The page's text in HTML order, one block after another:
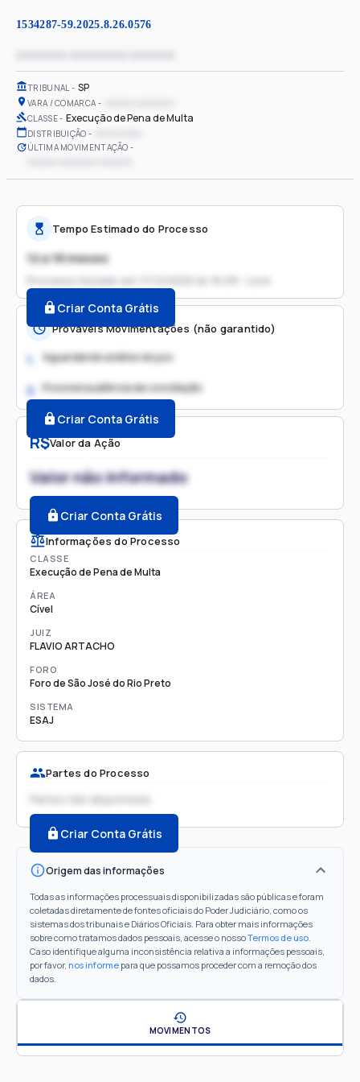
1534287-59.2025.8.26.0576
TRIBUNAL SP
VARA / COMARCA
CLASSE Execução de Pena de Multa
DISTRIBUIÇÃO
ÚLTIMA MOVIMENTAÇÃO
R$Valor da Ação
Valor não informado
Criar Conta Grátis
Informações do Processo
CLASSE
Execução de Pena de Multa
ÁREA
Cível
JUIZ
FLAVIO ARTACHO
FORO
Foro de São José do Rio Preto
SISTEMA
ESAJ
Partes do Processo
Partes não disponíveis
Criar Conta Grátis
Origem das informações
Todas as informações processuais disponibilizadas são públicas e foram
coletadas diretamente de fontes oficiais do Poder Judiciário, como os
sistemas dos tribunais e Diários Oficiais. Para obter mais informações
sobre como tratamos dados pessoais, acesse o nossoTermos de uso.
Caso identifique alguma inconsistência relativa a informações pessoais,
por favor, nos informe para que possamos proceder com a remoção dos
dados.
Tempo Estimado do Processo
12 a 18 meses
Processo iniciado em 11/12/2025 às 16:09 - Livre
Criar Conta Grátis
Prováveis Movimentações (não garantido)
1. Aguardando análise do juiz
2. Possível audiência de conciliação
Criar Conta Grátis
MOVIMENTOS